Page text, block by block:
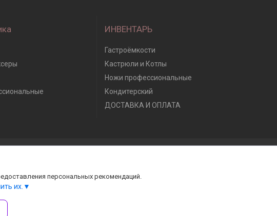
ИНВЕНТАРЬ
Гастроёмкости
Кастрюли и Котлы
Ножи профессиональные
Кондитерский
ДОСТАВКА И ОПЛАТА
персональных рекомендаций.
их.